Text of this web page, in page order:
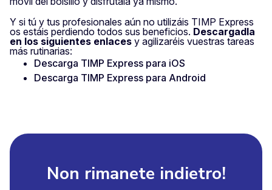
Y si tú y tus profesionales aún no utilizáis TIMP Express
os estáis perdiendo todos sus beneficios. Descargadla
en los siguientes enlaces y agilizaréis vuestras tareas
más rutinarias:
Descarga TIMP Express para iOS
Descarga TIMP Express para Android
Non rimanete indietro!